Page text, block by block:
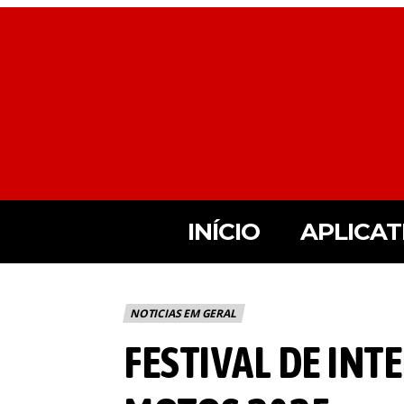
INÍCIO
NOTICIAS EM GERAL
FESTIVAL DE